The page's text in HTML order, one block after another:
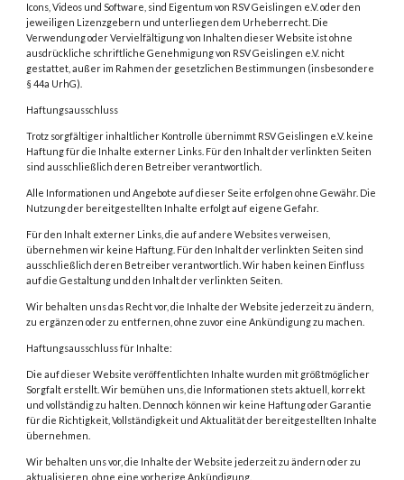
Icons, Videos und Software, sind Eigentum von RSV Geislingen e.V. oder den
jeweiligen Lizenzgebern und unterliegen dem Urheberrecht. Die
Verwendung oder Vervielfältigung von Inhalten dieser Website ist ohne
ausdrückliche schriftliche Genehmigung von RSV Geislingen e.V. nicht
gestattet, außer im Rahmen der gesetzlichen Bestimmungen (insbesondere
§ 44a UrhG).
Haftungsausschluss
Trotz sorgfältiger inhaltlicher Kontrolle übernimmt RSV Geislingen e.V. keine
Haftung für die Inhalte externer Links. Für den Inhalt der verlinkten Seiten
sind ausschließlich deren Betreiber verantwortlich.
Alle Informationen und Angebote auf dieser Seite erfolgen ohne Gewähr. Die
Nutzung der bereitgestellten Inhalte erfolgt auf eigene Gefahr.
Für den Inhalt externer Links, die auf andere Websites verweisen,
übernehmen wir keine Haftung. Für den Inhalt der verlinkten Seiten sind
ausschließlich deren Betreiber verantwortlich. Wir haben keinen Einfluss
auf die Gestaltung und den Inhalt der verlinkten Seiten.
Wir behalten uns das Recht vor, die Inhalte der Website jederzeit zu ändern,
zu ergänzen oder zu entfernen, ohne zuvor eine Ankündigung zu machen.
Haftungsausschluss für Inhalte:
Die auf dieser Website veröffentlichten Inhalte wurden mit größtmöglicher
Sorgfalt erstellt. Wir bemühen uns, die Informationen stets aktuell, korrekt
und vollständig zu halten. Dennoch können wir keine Haftung oder Garantie
für die Richtigkeit, Vollständigkeit und Aktualität der bereitgestellten Inhalte
übernehmen.
Wir behalten uns vor, die Inhalte der Website jederzeit zu ändern oder zu
aktualisieren, ohne eine vorherige Ankündigung.